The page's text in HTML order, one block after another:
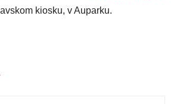
kiosku, v Auparku.